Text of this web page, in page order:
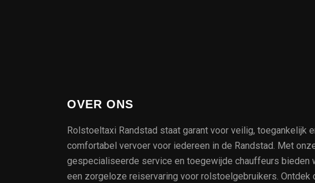
OVER ONS
Rolstoeltaxi Randstad staat garant voor veilig, toegankelijk
comfortabel vervoer voor iedereen in de Randstad. Met
gespecialiseerde service en toegewijde chauffeurs bieden
een zorgeloze reiservaring voor rolstoelgebruikers. Ontdek